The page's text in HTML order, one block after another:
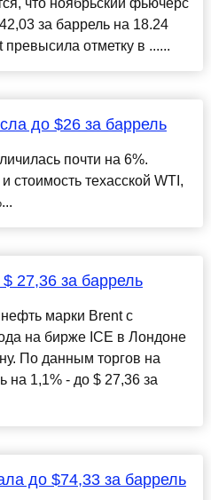
что ноябрьский фьючерс
за баррель на 18.24
отметку в ......
до $26 за баррель
почти на 6%.
стоимость техасской WTI,
27,36 за баррель
марки Brent с
на бирже ICE в Лондоне
По данным торгов на
на 1,1% - до $ 27,36 за
до $74,33 за баррель